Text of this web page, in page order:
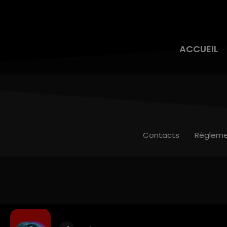
ACCUEIL
Contacts